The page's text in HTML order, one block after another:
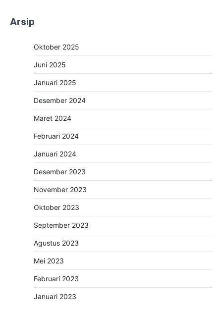
Arsip
Oktober 2025
Juni 2025
Januari 2025
Desember 2024
Maret 2024
Februari 2024
Januari 2024
Desember 2023
November 2023
Oktober 2023
September 2023
Agustus 2023
Mei 2023
Februari 2023
Januari 2023